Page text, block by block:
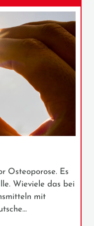
Osteoporose. Es
Wieviele das bei
mit